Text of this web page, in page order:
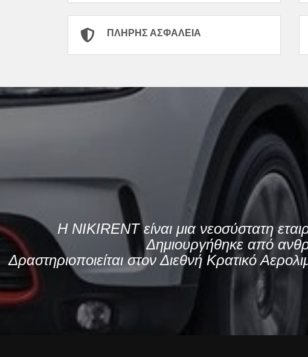
ΠΛΉΡΗΣ ΑΣΦΆΛΕΙΑ
H NIKIRENT είναι μια νεοσύστατη
Δημιουργήθηκε από
Δραστηριοποιείται στον Διεθνή Κρατικό